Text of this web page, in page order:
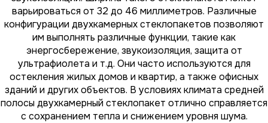
варьироваться от 32 до 46 миллиметров. Различные
конфигурации двухкамерных стеклопакетов позволяют
им выполнять различные функции, такие как
энергосбережение, звукоизоляция, защита от
ультрафиолета и т.д. Они часто используются для
остекления жилых домов и квартир, а также офисных
зданий и других объектов. В условиях климата средней
полосы двухкамерный стеклопакет отлично справляется
с сохранением тепла и снижением уровня шума.